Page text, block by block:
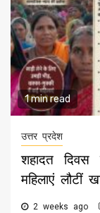
1 min read
उत्तर प्रदेश
शहादत दिवस
महिलाएं लौटीं
2 weeks ago